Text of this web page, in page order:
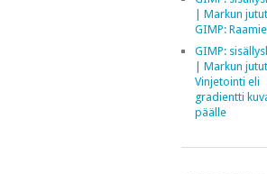
| Markun jutut
GIMP:
GIMP:
| Markun jutut
Vinjetointi eli
gradientti
päälle